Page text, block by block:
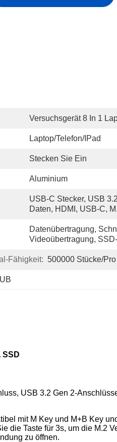
Versuchsgerät 8 In 1
Laptop/Telefon/iPad
Stecken Sie Ein
Aluminium
USB-C Stecker, USB
Daten, HDMI, USB-C,
Datenübertragung,
Videoübertragung,
Fähigkeit: 500000 Stücke/
SSD
USB 3.2 Gen 2-
mit M Key und M+B Key
die Taste für 3s, um die M.2
zu öffnen.